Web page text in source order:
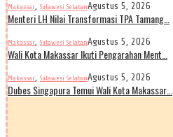
Makassar, Sulawesi SelatanAgustus 5, 2026
Menteri LH Nilai Transformasi TPA Tamang…
Makassar, Sulawesi SelatanAgustus 5, 2026
Wali Kota Makassar Ikuti Pengarahan Ment…
Makassar, Sulawesi SelatanAgustus 5, 2026
Dubes Singapura Temui Wali Kota Makassar…